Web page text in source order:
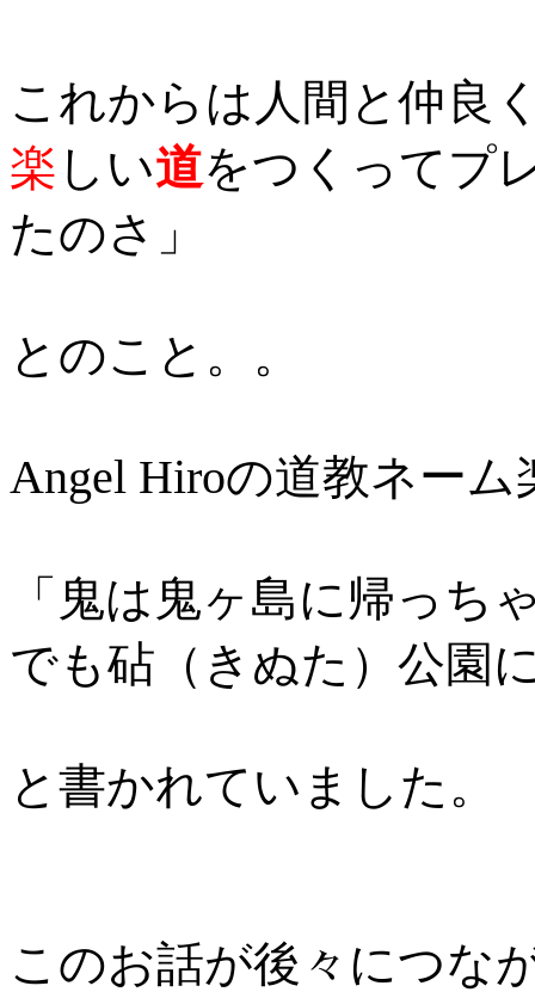
これからは人間と仲良
楽 しい道をつくってプ
たのさ」
とのこと。。
Angel Hiroの道教ネー
「鬼は鬼ヶ島に帰っち
でも砧（きぬた）公園
と書かれていました。
このお話が後々につな